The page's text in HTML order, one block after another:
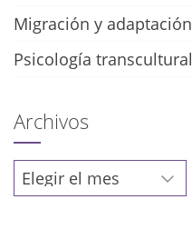
Migración y adaptación
Psicología transcultural
Archivos
Archivos